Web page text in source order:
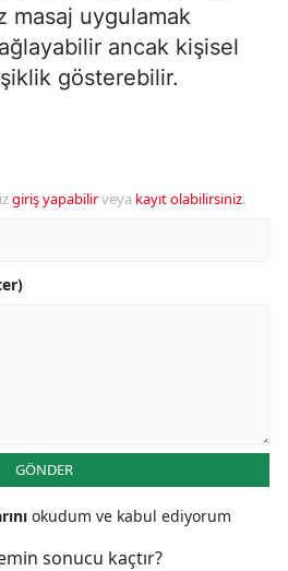
masaj uygulamak
ancak kişisel
gösterebilir.
giriş yapabilirveya kayıt olabilirsiniz.
GÖNDER
okudum ve kabul ediyorum
sonucu kaçtır?